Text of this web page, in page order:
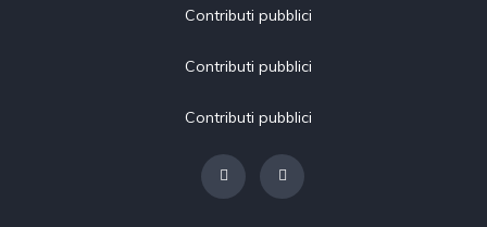
Contributi pubblici
Contributi pubblici
Contributi pubblici